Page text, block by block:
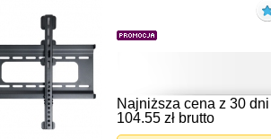
Najniższa cena z 30
104.55 zł brutto